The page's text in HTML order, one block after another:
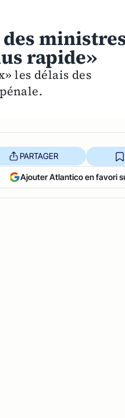
rapide»
les délais des
PARTAGER
Ajouter Atlantico en favori